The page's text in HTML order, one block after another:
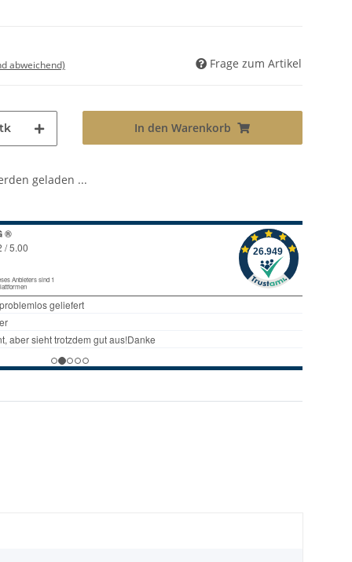
abweichend) Frage zum Artikel
In den Warenkorb
geladen ...